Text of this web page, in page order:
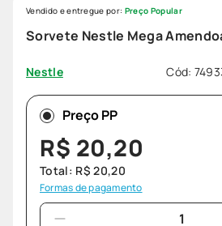
Sorvete Nestle Mega
Nestle Cód:
Vendido e entregue por: Preço Popular
Preço PP
R$ 20,20
Total: R$ 20,20
Formas de pagamento